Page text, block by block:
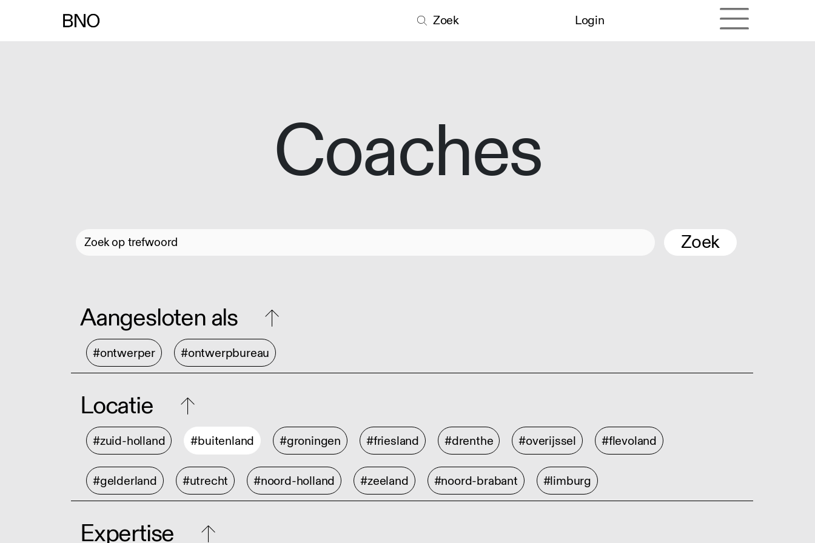
Zoek Login
Coaches
Zoek
Aangesloten als
#ontwerper #ontwerpbureau
Locatie
#zuid-holland #buitenland #groningen #friesland #drenthe #overijssel #flevoland
#gelderland #utrecht #noord-holland #zeeland #noord-brabant #limburg
Expertise